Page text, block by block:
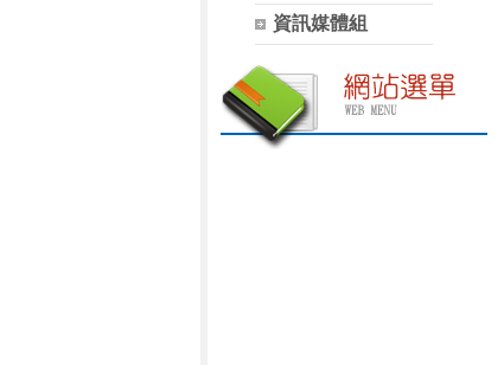
資訊媒體組